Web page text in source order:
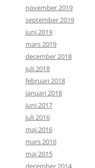
november 2019
september 2019
juni 2019
mars 2019
december 2018
juli 2018
februari 2018
januari 2018
juni 2017
juli 2016
maj 2016
mars 2016
maj 2015
december 2014